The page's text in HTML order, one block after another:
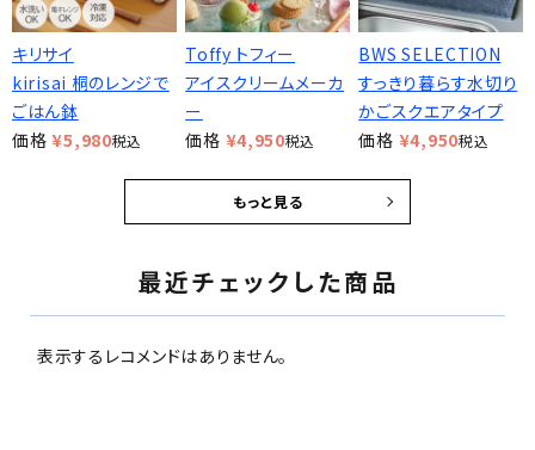
キリサイ
kirisai 桐のレンジで
ごはん鉢
価格 ¥5,980税込
Toffy トフィー
アイスクリームメーカ
ー
価格 ¥4,950税込
BWS SELECTION
すっきり暮らす水切り
かごスクエアタイプ
価格 ¥4,950税込
もっと見る
最近チェックした商品
表示するレコメンドはありません。